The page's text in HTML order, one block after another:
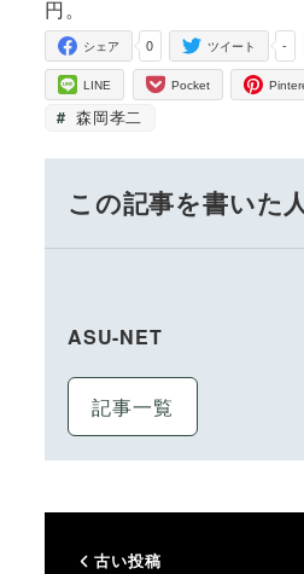
円。
0
シェア -
ツイート
LINE Pocket
森岡孝二
この記事を書いた
ASU-NET
記事一覧
古い投稿